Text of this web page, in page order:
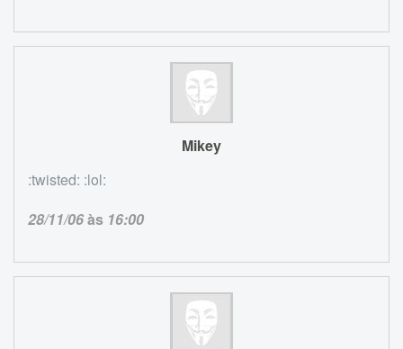
Mikey
:twisted: :lol:
28/11/06às 16:00